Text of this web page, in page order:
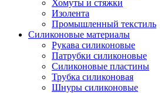
Хомуты и стяжки
Изолента
Промышленный текстиль
Силиконовые материалы
Рукава силиконовые
Патрубки силиконовые
Силиконовые пластины
Трубка силиконовая
Шнуры силиконовые